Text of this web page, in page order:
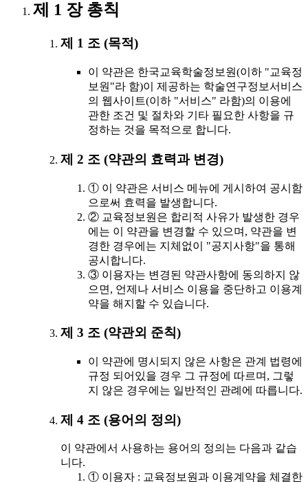
제 1 장 총칙
제 1 조 (목적)
이 약관은 한국교육학술정보원(이하 "교육정
보원"라 함)이 제공하는 학술연구정보서비스
의 웹사이트(이하 "서비스" 라함)의 이용에
관한 조건 및 절차와 기타 필요한 사항을 규
정하는 것을 목적으로 합니다.
제 2 조 (약관의 효력과 변경)
① 이 약관은 서비스 메뉴에 게시하여 공시함
으로써 효력을 발생합니다.
② 교육정보원은 합리적 사유가 발생한 경우
에는 이 약관을 변경할 수 있으며, 약관을 변
경한 경우에는 지체없이 "공지사항"을 통해
공시합니다.
③ 이용자는 변경된 약관사항에 동의하지 않
으면, 언제나 서비스 이용을 중단하고 이용계
약을 해지할 수 있습니다.
제 3 조 (약관외 준칙)
이 약관에 명시되지 않은 사항은 관계 법령에
규정 되어있을 경우 그 규정에 따르며, 그렇
지 않은 경우에는 일반적인 관례에 따릅니다.
제 4 조 (용어의 정의)
이 약관에서 사용하는 용어의 정의는 다음과 같습
니다.
① 이용자 : 교육정보원과 이용계약을 체결한